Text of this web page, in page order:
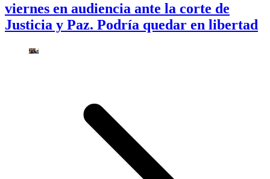
viernes en audiencia ante la corte de
Justicia y Paz. Podría quedar en libertad